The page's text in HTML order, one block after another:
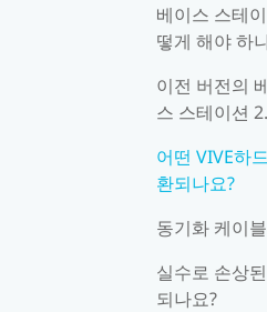
베이스 스테
떻게 해야 하
이전 버전의
스 스테이션
어떤 VIVE하
환되나요?
동기화 케이
실수로 손상
되나요?